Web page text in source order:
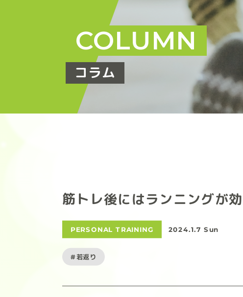
COLUMN
コラム
筋トレ後にはランニングが
PERSONAL TRAINING 2024.1.7 Sun
#若返り